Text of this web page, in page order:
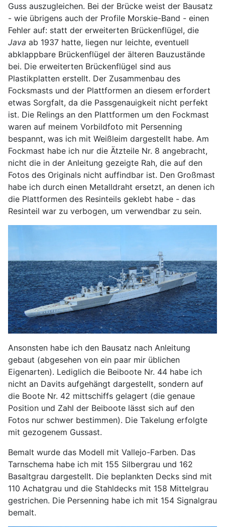
Guss auszugleichen. Bei der Brücke weist der Bausatz
- wie übrigens auch der Profile Morskie-Band - einen
Fehler auf: statt der erweiterten Brückenflügel, die
Java ab 1937 hatte, liegen nur leichte, eventuell
abklappbare Brückenflügel der älteren Bauzustände
bei. Die erweiterten Brückenflügel sind aus
Plastikplatten erstellt. Der Zusammenbau des
Focksmasts und der Plattformen an diesem erfordert
etwas Sorgfalt, da die Passgenauigkeit nicht perfekt
ist. Die Relings an den Plattformen um den Fockmast
waren auf meinem Vorbildfoto mit Persenning
bespannt, was ich mit Weißleim dargestellt habe. Am
Fockmast habe ich nur die Ätzteile Nr. 8 angebracht,
nicht die in der Anleitung gezeigte Rah, die auf den
Fotos des Originals nicht auffindbar ist. Den Großmast
habe ich durch einen Metalldraht ersetzt, an denen ich
die Plattformen des Resinteils geklebt habe - das
Resinteil war zu verbogen, um verwendbar zu sein.
Ansonsten habe ich den Bausatz nach Anleitung
gebaut (abgesehen von ein paar mir üblichen
Eigenarten). Lediglich die Beiboote Nr. 44 habe ich
nicht an Davits aufgehängt dargestellt, sondern auf
die Boote Nr. 42 mittschiffs gelagert (die genaue
Position und Zahl der Beiboote lässt sich auf den
Fotos nur schwer bestimmen). Die Takelung erfolgte
mit gezogenem Gussast.
Bemalt wurde das Modell mit Vallejo-Farben. Das
Tarnschema habe ich mit 155 Silbergrau und 162
Basaltgrau dargestellt. Die beplankten Decks sind mit
110 Achatgrau und die Stahldecks mit 158 Mittelgrau
gestrichen. Die Persenning habe ich mit 154 Signalgrau
bemalt.